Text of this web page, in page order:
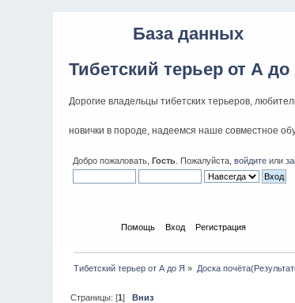
База данных
Тибетский терьер от А до
Дорогие владельцы тибетских терьеров,
новички в породе, надеемся наше совместное
Добро пожаловать,Гость . Пожалуйста,войдите или
Помощь Вход Регистрация
Тибетский терьер от А до Я » Доска
Страницы: [1]Вниз